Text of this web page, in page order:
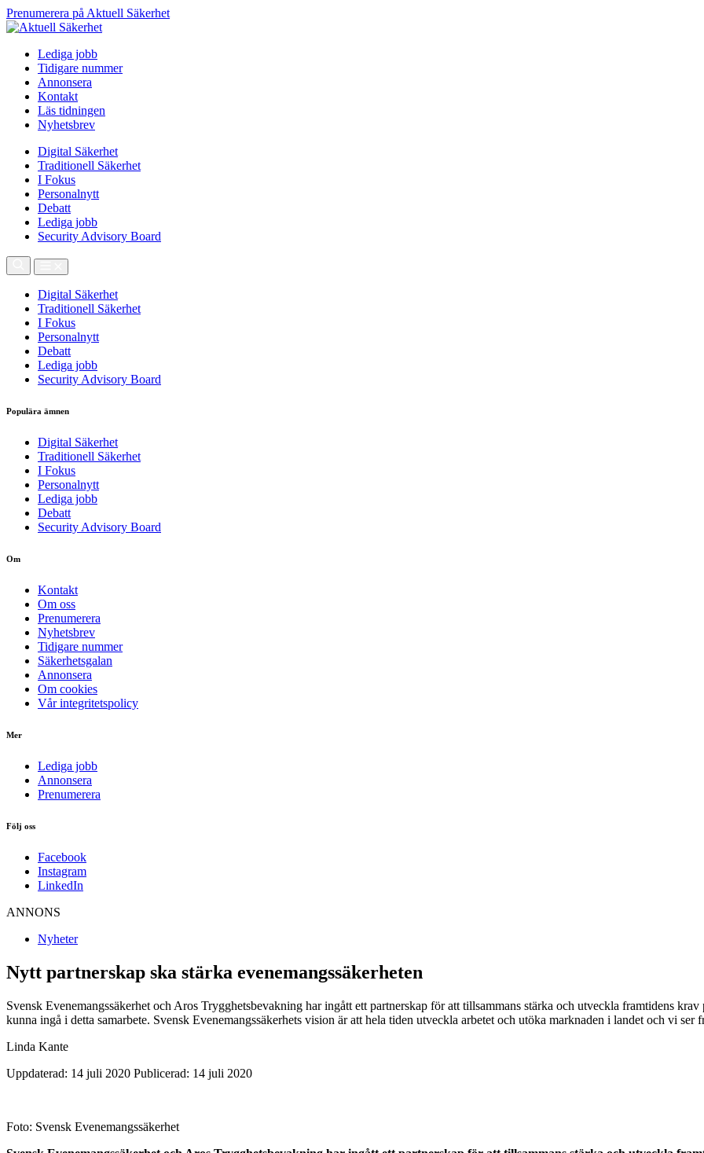
Prenumerera på Aktuell Säkerhet
Lediga jobb
Tidigare nummer
Annonsera
Kontakt
Läs tidningen
Nyhetsbrev
Digital Säkerhet
Traditionell Säkerhet
I Fokus
Personalnytt
Debatt
Lediga jobb
Security Advisory Board
Digital Säkerhet
Traditionell Säkerhet
I Fokus
Personalnytt
Debatt
Lediga jobb
Security Advisory Board
Populära ämnen
Digital Säkerhet
Traditionell Säkerhet
I Fokus
Personalnytt
Lediga jobb
Debatt
Security Advisory Board
Om
Kontakt
Om oss
Prenumerera
Nyhetsbrev
Tidigare nummer
Säkerhetsgalan
Annonsera
Om cookies
Vår integritetspolicy
Mer
Lediga jobb
Annonsera
Prenumerera
Följ oss
Facebook
Instagram
LinkedIn
ANNONS
Nyheter
Nytt partnerskap ska stärka evenemangssäkerheten
Svensk Evenemangssäkerhet och Aros Trygghetsbevakning har ingått ett partnerskap för att tillsammans stärka och utveckla framtidens
kunna ingå i detta samarbete. Svensk Evenemangssäkerhets vision är att hela tiden utveckla arbetet och utöka marknaden i landet och vi
Linda Kante
Uppdaterad: 14 juli 2020 Publicerad: 14 juli 2020
Foto: Svensk Evenemangssäkerhet